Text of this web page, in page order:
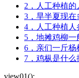
2，人工种植
3，旱半夏现
4，人工种植
5，地摊鸡柳
6，亲们一斤
7，鸡枞是什
view01();